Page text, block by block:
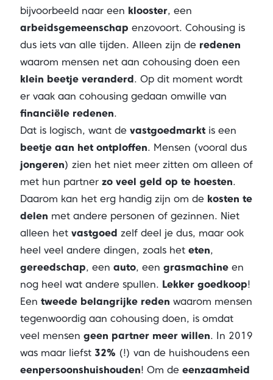
bijvoorbeeld naar een klooster, een
arbeidsgemeenschap enzovoort. Cohousing is
dus iets van alle tijden. Alleen zijn de redenen
waarom mensen net aan cohousing doen een
klein beetje veranderd. Op dit moment wordt
er vaak aan cohousing gedaan omwille van
financiële redenen.
Dat is logisch, want de vastgoedmarktis een
beetje aan het ontploffen. Mensen (vooral dus
jongeren) zien het niet meer zitten om alleen of
met hun partner zo veel geld op te hoesten.
Daarom kan het erg handig zijn om de kosten te
delen met andere personen of gezinnen. Niet
alleen het vastgoed zelf deel je dus, maar ook
heel veel andere dingen, zoals het eten,
gereedschap, een auto, een grasmachineen
nog heel wat andere spullen. Lekker goedkoop!
Een tweede belangrijke reden waarom mensen
tegenwoordig aan cohousing doen, is omdat
veel mensen geen partner meer willen. In 2019
was maar liefst 32% (!) van de huishoudens een
eenpersoonshuishouden! Om de eenzaamheid